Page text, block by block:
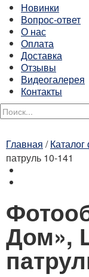
Новинки
Вопрос-ответ
О нас
Оплата
Доставка
Отзывы
Видеогалерея
Контакты
Главная /
патруль 10-141
Дом»,